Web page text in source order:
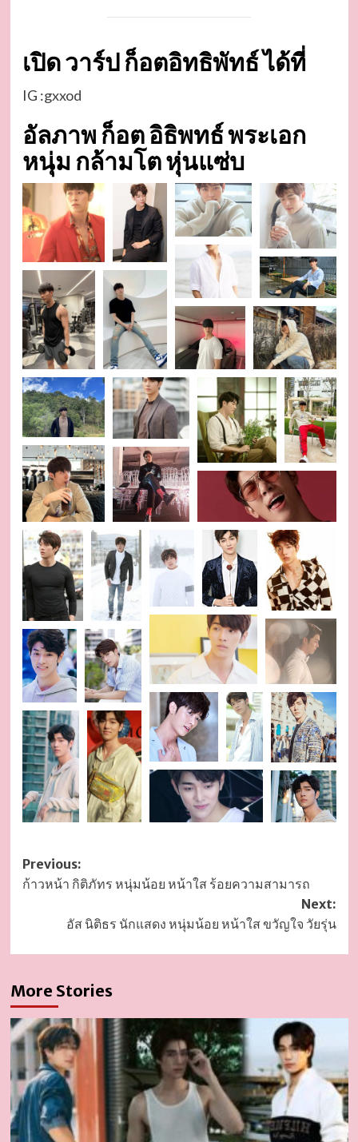
เปิด วาร์ป ก็อตอิทธิพัทธ์ ได้ที่
IG :gxxod
อัลภาพ ก็อต อิธิพทธ์ พระเอก
หนุ่ม กล้ามโต หุ่นแซ่บ
Post
navigation
Previous:
ก้าวหน้า กิติภัทร หนุ่มน้อย หน้าใส ร้อยความสามารถ
Next:
อัส นิติธร นักแสดง หนุ่มน้อย หน้าใส ขวัญใจ วัยรุ่น
More Stories